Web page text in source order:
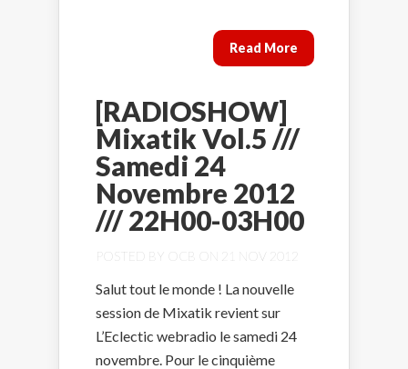
Read More
[RADIOSHOW]
Mixatik Vol.5 ///
Samedi 24
Novembre 2012
/// 22H00-03H00
POSTED BY OCB ON 21 NOV 2012
Salut tout le monde ! La nouvelle
session de Mixatik revient sur
L’Eclectic webradio le samedi 24
novembre. Pour le cinquième